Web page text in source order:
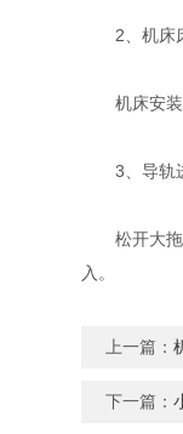
2、机床
机床安装不
3、导轨
松开大拖板
入。
上一篇：
下一篇：